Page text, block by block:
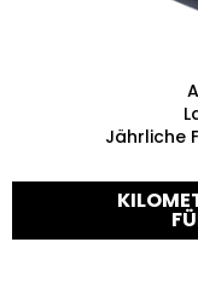
Jährliche